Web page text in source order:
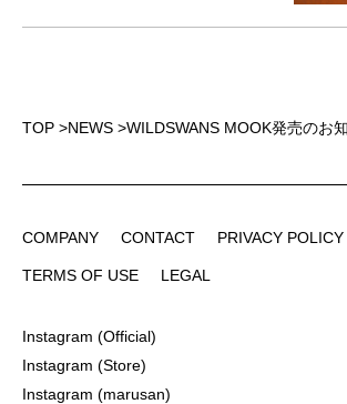
TOP >NEWS >WILDSWANS MOOK発売のお
COMPANY
CONTACT
PRIVACY POLICY
TERMS OF USE
LEGAL
Instagram (Official)
Instagram (Store)
Instagram (marusan)